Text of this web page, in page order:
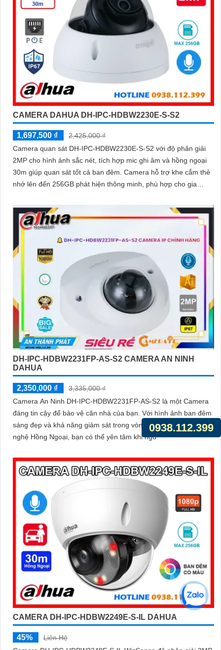
CAMERA DAHUA DH-IPC-HDBW2230E-S-S2
1,697,500 ₫
2,425,000 ₫
Camera quan sát DH-IPC-HDBW2230E-S-S2 với độ phân giải
2MP cho hình ảnh sắc nét, tích hợp mic ghi âm và hồng ngoại
30m giúp quan sát tốt cả ban đêm. Camera hỗ trợ khe cắm thẻ
nhớ lên đến 256GB phát hiện thông minh, phù hợp cho gia
DH-IPC-HDBW2231FP-AS-S2 CAMERA AN NINH
DAHUA
2,350,000 ₫
3,335,000 ₫
Camera An Ninh DH-IPC-HDBW2231FP-AS-S2 là một Camera
đáng tin cậy để bảo vệ căn nhà của bạn. Với hình ảnh ban đêm
sáng đẹp và khả năng giám sát trong vòng 30m bằng công
nghệ Hồng Ngoại, bạn có thể yên tâm khi ngủ
CAMERA DH-IPC-HDBW2249E-S-IL DAHUA
45%
Liên Hệ
0938.112.399